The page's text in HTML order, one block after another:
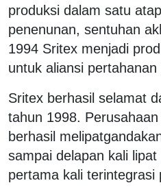
produksi dalam satu
penenunan, sentuhan
1994 Sritex menjadi
untuk aliansi pertahanan
Sritex berhasil selamat
tahun 1998.
berhasil
sampai delapan kali
pertama kali terintegrasi